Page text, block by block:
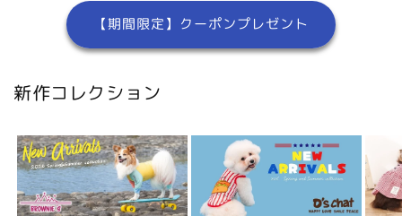
【期間限定】クーポンプレゼント
新作コレクション